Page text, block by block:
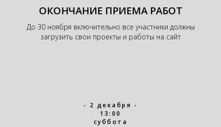
ОКОНЧАНИЕ ПРИЕМА РАБОТ
До 30 ноября включительно все участники должны
загрузить свои проекты и работы на сайт
- 2 декабря -
13:00
суббота